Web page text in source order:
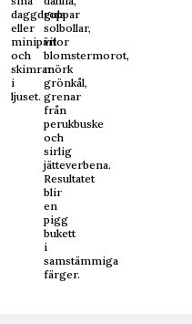
daggdroppar
eller
minipärlor
och
skimrar
i
ljuset.
gula
solbollar,
vit
blomstermorot,
mörk
grönkål,
grenar
från
perukbuske
och
sirlig
jätteverbena.
Resultatet
blir
en
pigg
bukett
i
samstämmiga
färger.